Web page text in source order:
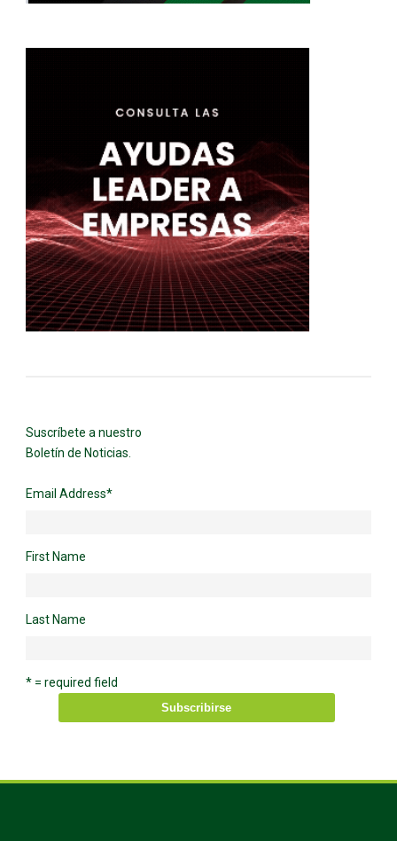
Suscríbete a nuestro
Boletín de Noticias.
Email Address*
First Name
Last Name
* = required field